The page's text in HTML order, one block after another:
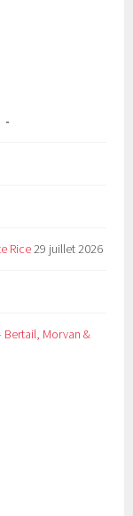
Rice29 juillet 2026
Bertail, Morvan &